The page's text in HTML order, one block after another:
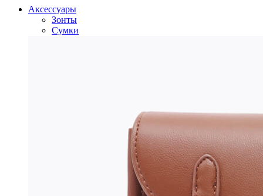
Аксессуары
Зонты
Сумки